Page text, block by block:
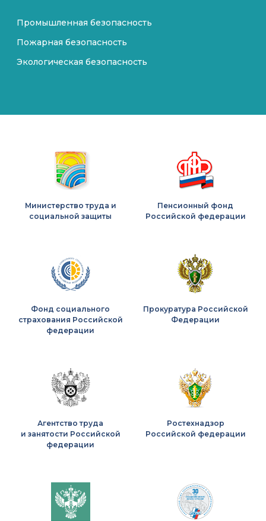
Промышленная безопасность
Пожарная безопасность
Экологическая безопасность
Министерство труда и
социальной защиты
Пенсионный фонд
Российской федерации
Фонд социального
страхования Российской
федерации
Прокуратура Российской
Федерации
Агентство труда
и занятости Российской
федерации
Ростехнадзор
Российской федерации